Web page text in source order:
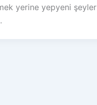
yerine yepyeni şeyler